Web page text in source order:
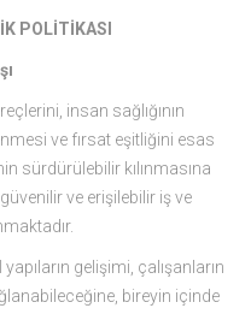
POLİTİKASI
insan sağlığının
ve fırsat eşitliğini esas
sürdürülebilir kılınmasına
ve erişilebilir iş ve
gelişimi, çalışanların
bireyin içinde